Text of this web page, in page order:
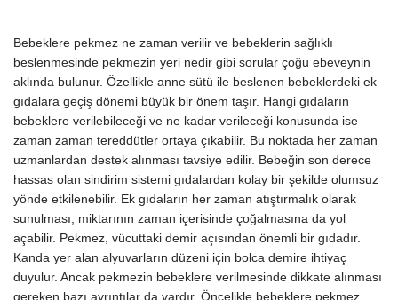
Bebeklere pekmez ne zaman verilir ve bebeklerin sağlıklı
beslenmesinde pekmezin yeri nedir gibi sorular çoğu ebeveynin
aklında bulunur. Özellikle anne sütü ile beslenen bebeklerdeki ek
gıdalara geçiş dönemi büyük bir önem taşır. Hangi gıdaların
bebeklere verilebileceği ve ne kadar verileceği konusunda ise
zaman zaman tereddütler ortaya çıkabilir. Bu noktada her zaman
uzmanlardan destek alınması tavsiye edilir. Bebeğin son derece
hassas olan sindirim sistemi gıdalardan kolay bir şekilde olumsuz
yönde etkilenebilir. Ek gıdaların her zaman atıştırmalık olarak
sunulması, miktarının zaman içerisinde çoğalmasına da yol
açabilir. Pekmez, vücuttaki demir açısından önemli bir gıdadır.
Kanda yer alan alyuvarların düzeni için bolca demire ihtiyaç
duyulur. Ancak pekmezin bebeklere verilmesinde dikkate alınması
gereken bazı ayrıntılar da vardır. Öncelikle bebeklere pekmez